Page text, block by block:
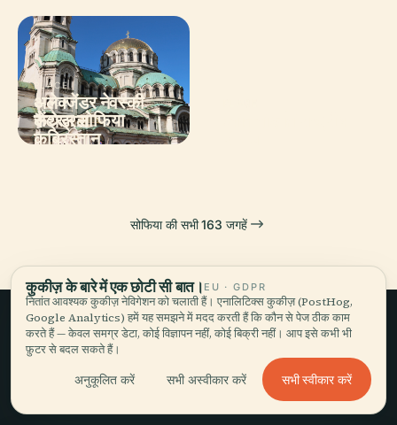
PLACE
अलेक्जेंडर नेवस्की
कैथेड्रल
PLACE
सेंट्रल सोफिया
कब्रिस्तान
सोफिया की सभी 163 जगहें
इत्मीनान की यात्रा,
बखूबी सुनाई गई।
कुकीज़ के बारे में एक छोटी सी बात। EU · GDPR
नितांत आवश्यक कुकीज़ नेविगेशन को चलाती हैं। एनालिटिक्स कुकीज़ (PostHog,
Google Analytics) हमें यह समझने में मदद करती हैं कि कौन से पेज ठीक काम
करते हैं — केवल समग्र डेटा, कोई विज्ञापन नहीं, कोई बिक्री नहीं। आप इसे कभी भी
फ़ुटर से बदल सकते हैं।
अनुकूलित करें सभी अस्वीकार करें सभी स्वीकार करें